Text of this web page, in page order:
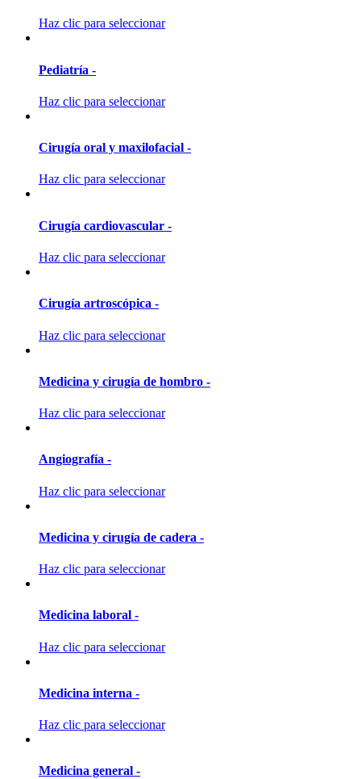
Haz clic para seleccionar
Pediatría -
Haz clic para seleccionar
Cirugía oral y maxilofacial -
Haz clic para seleccionar
Cirugía cardiovascular -
Haz clic para seleccionar
Cirugía artroscópica -
Haz clic para seleccionar
Medicina y cirugía de hombro -
Haz clic para seleccionar
Angiografía -
Haz clic para seleccionar
Medicina y cirugía de cadera -
Haz clic para seleccionar
Medicina laboral -
Haz clic para seleccionar
Medicina interna -
Haz clic para seleccionar
Medicina general -